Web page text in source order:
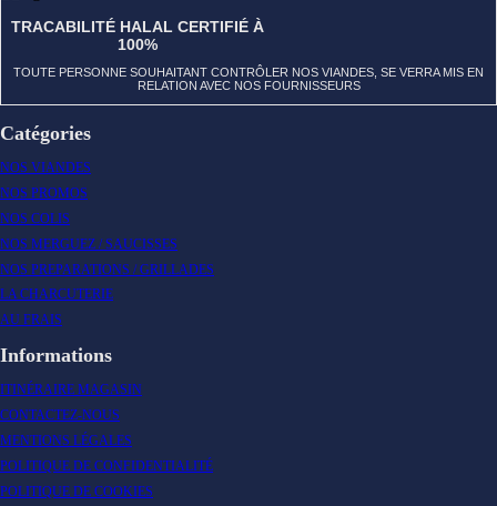
TRACABILITÉ HALAL CERTIFIÉ À
100%
TOUTE PERSONNE SOUHAITANT CONTRÔLER NOS VIANDES, SE VERRA MIS EN
RELATION AVEC NOS FOURNISSEURS
Catégories
NOS VIANDES
NOS PROMOS
NOS COLIS
NOS MERGUEZ / SAUCISSES
NOS PREPARATIONS / GRILLADES
LA CHARCUTERIE
AU FRAIS
Informations
ITINÉRAIRE MAGASIN
CONTACTEZ-NOUS
MENTIONS LÉGALES
POLITIQUE DE CONFIDENTIALITÉ
POLITIQUE DE COOKIES